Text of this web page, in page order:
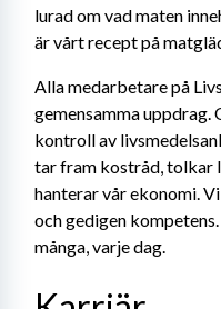
lurad om vad maten
är vårt recept på
Alla medarbetare på
gemensamma uppdrag.
kontroll av
tar fram kostråd, tolkar
hanterar vår ekonomi.
och gedigen
många, varje dag.